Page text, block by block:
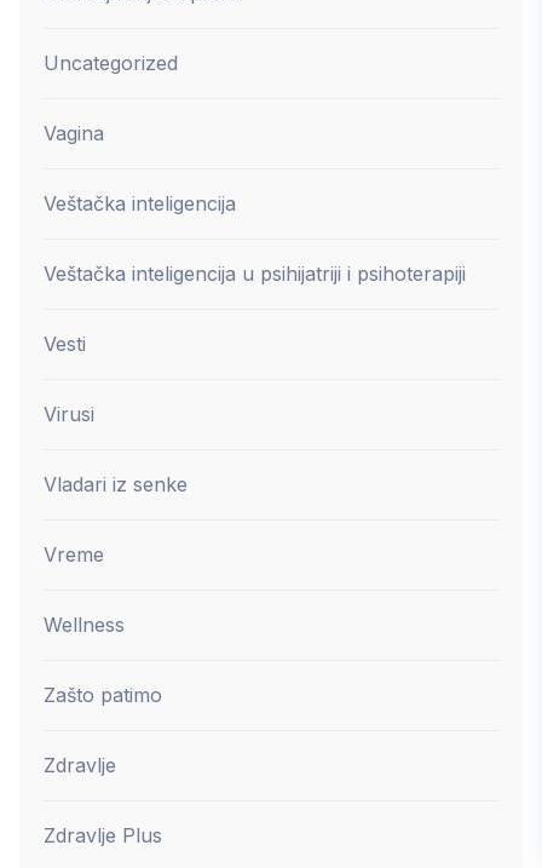
Uncategorized
Vagina
Veštačka inteligencija
Veštačka inteligencija u psihijatriji i psihoterapiji
Vesti
Virusi
Vladari iz senke
Vreme
Wellness
Zašto patimo
Zdravlje
Zdravlje Plus